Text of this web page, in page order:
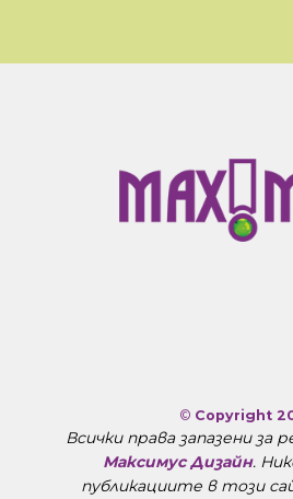
© Copyright
Всички права запазени за
Максимус Дизайн.
публикациите в този